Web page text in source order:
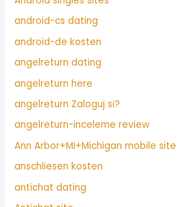
android-cs dating
android-de kosten
angelreturn dating
angelreturn here
angelreturn Zaloguj si?
angelreturn-inceleme review
Ann Arbor+MI+Michigan mobile site
anschliesen kosten
antichat dating